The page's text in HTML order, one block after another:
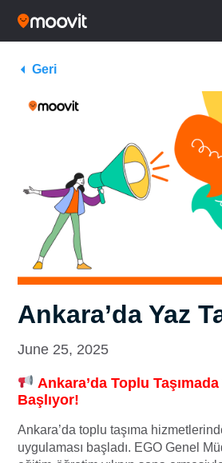
Geri
Ankara’da Yaz
June 25, 2025
Ankara’da Toplu
Başlıyor!
Ankara’da toplu taşıma
uygulaması başladı. EGO Genel